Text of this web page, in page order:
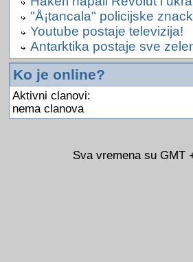
"Å¡tancala" policijske
Youtube postaje televizija!
Antarktika postaje sve
Ko je online?
Aktivni clanovi:
nema clanova
Sva vremena su GMT